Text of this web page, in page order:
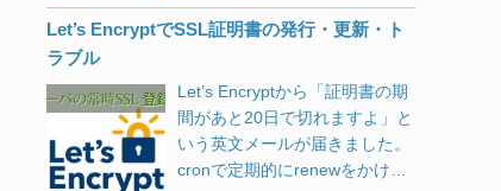
が効かなかったり、新しいウィ
ンドウが開かなかったりと、パ
再起動・シャットダウンをしよ
うとしてもいつまでもクルクル
で止まるので、電源ボタンを長
押しで強制終了して改めて電源
時のブーム。 → このあたりを
期待してます。私も「欲しい」
すし。 小型にパッケージ化され
たからこそ実現できるニーズを
発掘して大ブーム。 → 電柱に
埋め込んで全日本LAN化。プロ
にGoogleMapを利用させてもら
ない仕様＆表示上限が設けら
れ、さらに規約変更が重ねられ
て、今では1,000回表示で7ドル
に。 今やネット上の情報を検索
ータ（NEC WR8700N）の有線
bps表記にしてあります。 オリ
ジナルは↓これです。
WR8700Nのレビューはこちら
が参考になります。 2010年の
してみようと思います。 仮想環
境で問題がなくてもメインPC
ですよね。
KB4100403（17134.81）の概
要 Internet Explorerの問題によ
り、Webページへの複数回の訪
Let’s EncryptでSSL証明書の発行・更新・ト
ラブル
Let’s Encryptから「証明書の期
間があと20日で切れますよ」と
いう英文メールが届きました。
cronで定期的にrenewをかけて